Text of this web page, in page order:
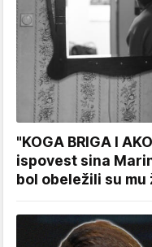
"KOGA BRIGA I
ispovest sina
bol obeležili su mu